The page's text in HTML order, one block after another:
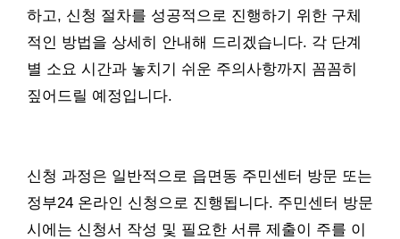
하고, 신청 절차를 성공적으로 진행하기 위한 구체
적인 방법을 상세히 안내해 드리겠습니다. 각 단계
별 소요 시간과 놓치기 쉬운 주의사항까지 꼼꼼히
짚어드릴 예정입니다.
신청 과정은 일반적으로 읍면동 주민센터 방문 또는
정부24 온라인 신청으로 진행됩니다. 주민센터 방문
시에는 신청서 작성 및 필요한 서류 제출이 주를 이